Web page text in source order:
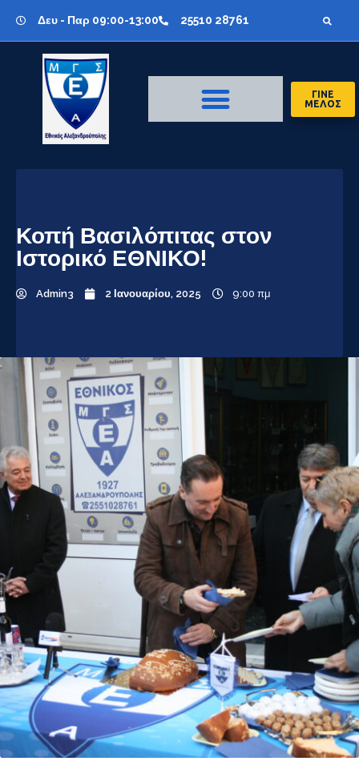
Δευ - Παρ 09:00-13:00 25510 28761
ΓΙΝΕ
ΜΕΛΟΣ
Κοπή Βασιλόπιτας στον
Ιστορικό ΕΘΝΙΚΟ!
Admin3 2 Ιανουαρίου, 2025 9:00 πμ